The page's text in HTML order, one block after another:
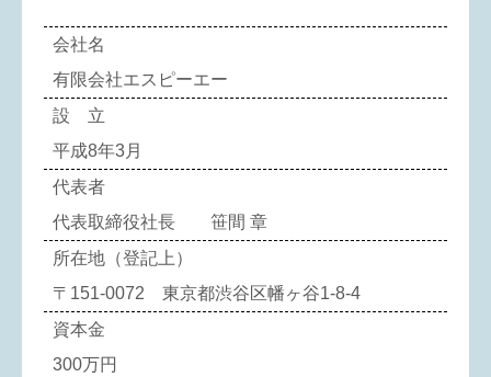
会社名
有限会社エスピーエー
設 立
平成8年3月
代表者
代表取締役社長 笹間 章
所在地（登記上）
〒151-0072 東京都渋谷区幡ヶ谷1-8-4
資本金
300万円